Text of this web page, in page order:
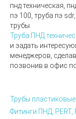
пнд техническая,
пэ 100, труба пэ
трубы.
Труба ПНД
и задать
менеджеров,
позвонив в офис
Трубы
Фитинги ПНД,